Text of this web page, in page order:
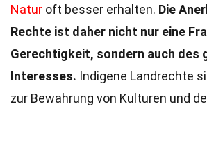
Natur oft besser erhalten. Die
Rechte ist daher nicht nur eine
Gerechtigkeit, sondern auch des
Interesses. Indigene Landrechte
zur Bewahrung von Kulturen und